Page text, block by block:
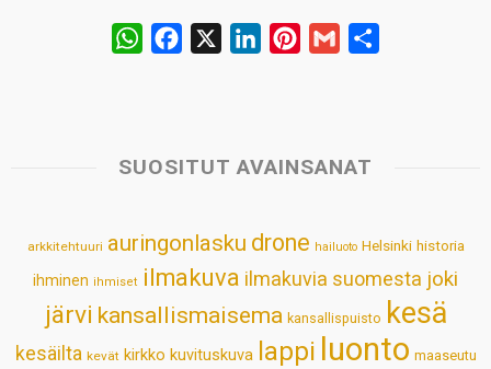
W
s
p
b
k
e
n
e
s
t
l
SUOSITUT AVAINSANAT
arkkitehtuuri auringonlasku drone hailuoto Helsinki historia
ihminen ihmiset ilmakuva ilmakuvia suomesta joki
järvi kansallismaisema kansallispuisto kesä
kesäilta kevät kirkko kuvituskuva lappi luonto maaseutu